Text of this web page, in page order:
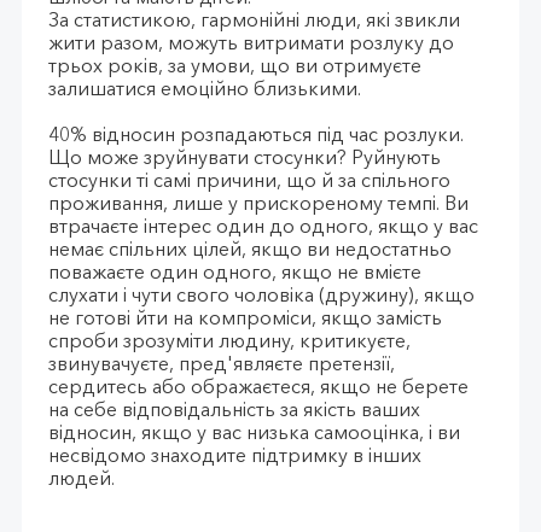
За статистикою, гармонійні люди, які звикли
жити разом, можуть витримати розлуку до
трьох років, за умови, що ви отримуєте
залишатися емоційно близькими.
40% відносин розпадаються під час розлуки.
Що може зруйнувати стосунки? Руйнують
стосунки ті самі причини, що й за спільного
проживання, лише у прискореному темпі. Ви
втрачаєте інтерес один до одного, якщо у вас
немає спільних цілей, якщо ви недостатньо
поважаєте один одного, якщо не вмієте
слухати і чути свого чоловіка (дружину), якщо
не готові йти на компроміси, якщо замість
спроби зрозуміти людину, критикуєте,
звинувачуєте, пред'являєте претензії,
сердитесь або ображаєтеся, якщо не берете
на себе відповідальність за якість ваших
відносин, якщо у вас низька самооцінка, і ви
несвідомо знаходите підтримку в інших
людей.